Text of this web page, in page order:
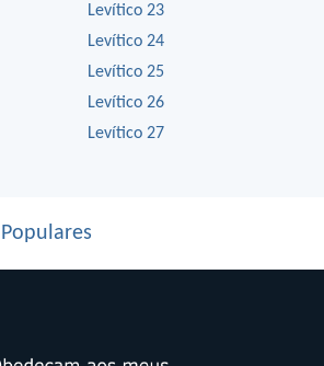
Levítico 23
Levítico 24
Levítico 25
Levítico 26
Levítico 27